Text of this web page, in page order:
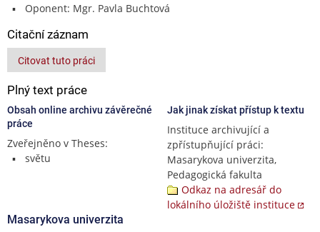
Oponent: Mgr. Pavla Buchtová
Citační záznam
Citovat tuto práci
Plný text práce
Obsah online archivu závěrečné
práce
Zveřejněno v Theses:
světu
Jak jinak získat přístup k textu
Instituce archivující a
zpřístupňující práci:
Masarykova univerzita,
Pedagogická fakulta
Odkaz na adresář do
lokálního úložiště instituce
Masarykova univerzita